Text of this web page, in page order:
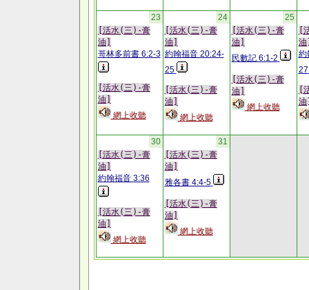
23
[活水(三)-膏
油]
哥林多前書 6:2-3
[活水(三)-膏
油]
網上收聽
24
[活水(三)-膏
油]
約翰福音 20:24-
25
[活水(三)-膏
油]
網上收聽
25
[活水(三)-膏
油]
民數記 6:1-2
[活水(三)-膏
油]
網上收聽
[
約
27
[
30
[活水(三)-膏
油]
約翰福音 3:36
[活水(三)-膏
油]
網上收聽
31
[活水(三)-膏
油]
雅各書 4:4-5
[活水(三)-膏
油]
網上收聽